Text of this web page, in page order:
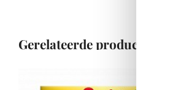
Gerelateerde producten